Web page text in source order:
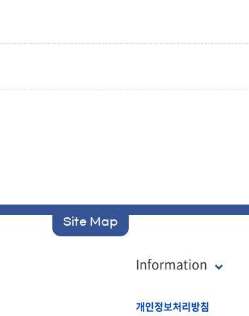
Site Map
Information
개인정보처리방침